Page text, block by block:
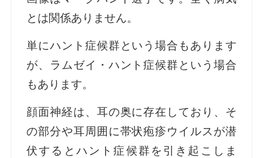
とは関係ありません。
単にハント症候群という場合もあります
が、ラムゼイ・ハント症候群という場合
もあります。
顔面神経は、耳の奥に存在しており、そ
の部分や耳周囲に帯状疱疹ウイルスが潜
伏するとハント症候群を引き起こしま